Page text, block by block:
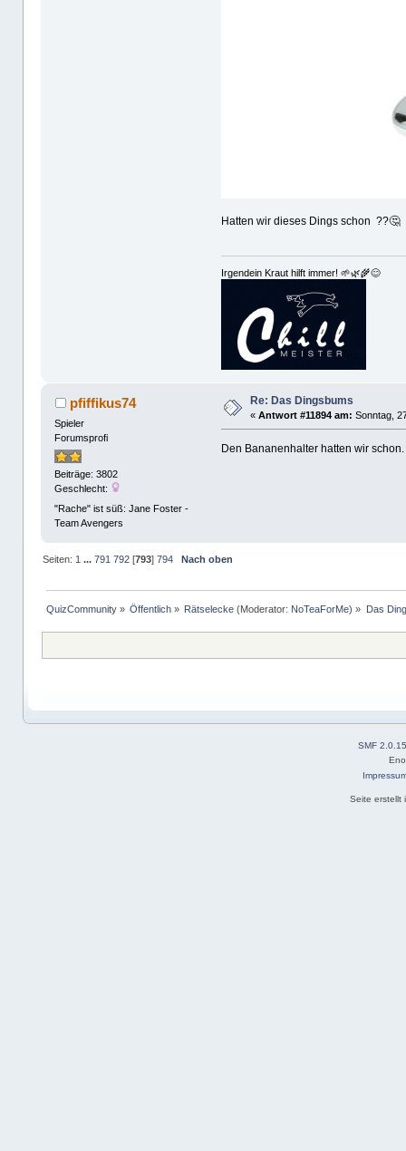
Hatten wir dieses Dings schon ??🤔
Irgendein Kraut hilft immer! 🌱🌿🌾😊
pfiffikus74
Spieler
Forumsprofi
Beiträge: 3802
Geschlecht:
"Rache" ist süß: Jane Foster -
Team Avengers
Re: Das Dingsbums
«Antwort #11894 am: Sonntag,
Den Bananenhalter hatten wir
Seiten: 1 ... 791 792[793] 794 Nach oben
QuizCommunity» Öffentlich » Rätselecke (Moderator: NoTeaForMe) » Das
SMF 2.0.15
Seite erstellt